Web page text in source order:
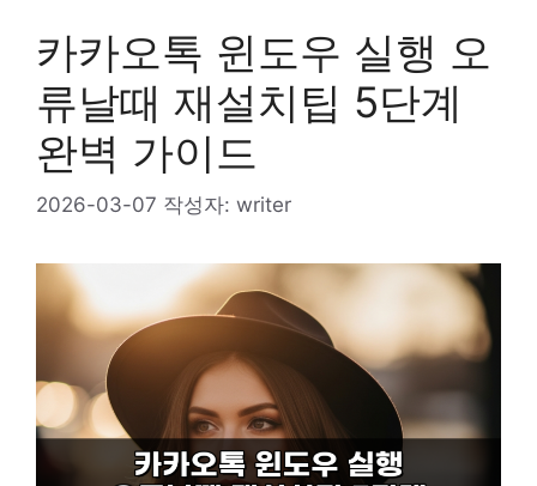
카카오톡 윈도우 실행 오
류날때 재설치팁 5단계
완벽 가이드
2026-03-07 작성자: writer